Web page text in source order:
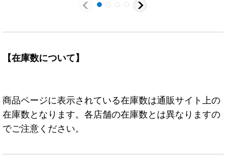
【在庫数について】
商品ページに表示されている在庫数は通販サイト上の
在庫数となります。各店舗の在庫数とは異なりますの
でご注意ください。